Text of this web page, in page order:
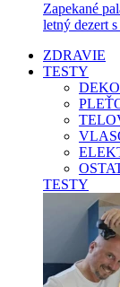
Zapekané
letný dezert
ZDRAVIE
TESTY
TESTY